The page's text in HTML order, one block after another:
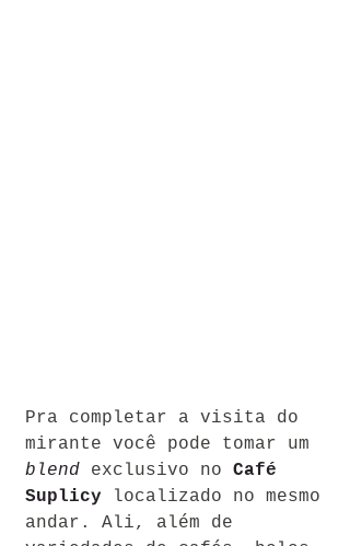
Pra completar a visita do
mirante você pode tomar um
blend exclusivo no Café
Suplicy localizado no mesmo
andar. Ali, além de